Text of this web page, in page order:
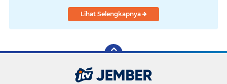
Lihat Selengkapnya